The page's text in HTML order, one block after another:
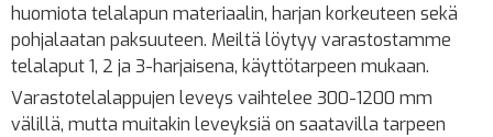
huomiota telalapun materiaalin, harjan korkeuteen sekä
pohjalaatan paksuuteen. Meiltä löytyy varastostamme
telalaput 1, 2 ja 3-harjaisena, käyttötarpeen mukaan.
Varastotelalappujen leveys vaihtelee 300-1200 mm
välillä, mutta muitakin leveyksiä on saatavilla tarpeen